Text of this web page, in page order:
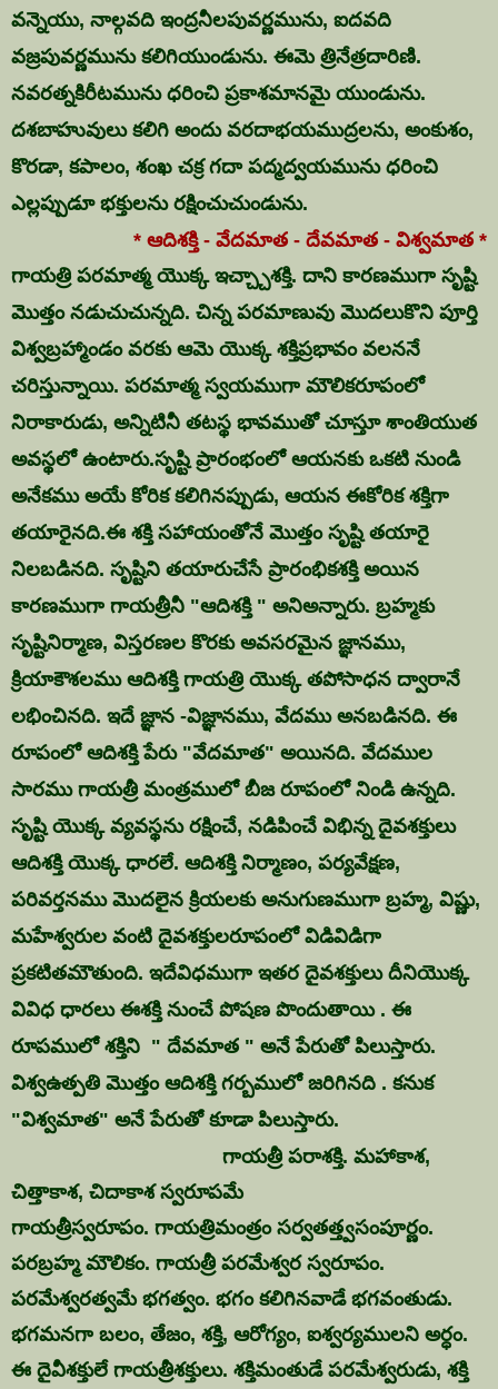
వన్నెయు, నాల్గవది ఇంద్రనీలపువర్ణమును, ఐదవది
వజ్రపువర్ణమును కలిగియుండును. ఈమె త్రినేత్రదారిణి.
నవరత్నకిరీటమును ధరించి ప్రకాశమానమై యుండును.
దశబాహువులు కలిగి అందు వరదాభయముద్రలను, అంకుశం,
కొరడా, కపాలం, శంఖ చక్ర గదా పద్మద్వయమును ధరించి
ఎల్లప్పుడూ భక్తులను రక్షించుచుండును.
* ఆదిశక్తి - వేదమాత - దేవమాత - విశ్వమాత *
గాయత్రి పరమాత్మ యొక్క ఇచ్చ్చాశక్తి. దాని కారణముగా సృష్టి
మొత్తం నడుచుచున్నది. చిన్న పరమాణువు మొదలుకొని పూర్తి
విశ్వబ్రహ్మాండం వరకు ఆమె యొక్క శక్తిప్రభావం వలననే
చరిస్తున్నాయి. పరమాత్మ స్వయముగా మౌలికరూపంలో
నిరాకారుడు, అన్నిటినీ తటస్థ భావముతో చూస్తూ శాంతియుత
అవస్థలో ఉంటారు.సృష్టి ప్రారంభంలో ఆయనకు ఒకటి నుండి
అనేకము అయే కోరిక కలిగినప్పుడు, ఆయన ఈకోరిక శక్తిగా
తయారైనది.ఈ శక్తి సహాయంతోనే మొత్తం సృష్టి తయారై
నిలబడినది. సృష్టిని తయారుచేసే ప్రారంభికశక్తి అయిన
కారణముగా గాయత్రీనీ "ఆదిశక్తి " అనిఅన్నారు. బ్రహ్మకు
సృష్టినిర్మాణ, విస్తరణల కొరకు అవసరమైన జ్ఞానము,
క్రియాకౌశలము ఆదిశక్తి గాయత్రి యొక్క తపోసాధన ద్వారానే
లభించినది. ఇదే జ్ఞాన -విజ్ఞానము, వేదము అనబడినది. ఈ
రూపంలో ఆదిశక్తి పేరు "వేదమాత" అయినది. వేదముల
సారము గాయత్రీ మంత్రములో బీజ రూపంలో నిండి ఉన్నది.
సృష్టి యొక్క వ్యవస్థను రక్షించే, నడిపించే విభిన్న దైవశక్తులు
ఆదిశక్తి యొక్క ధారలే. ఆదిశక్తి నిర్మాణం, పర్యవేక్షణ,
పరివర్తనము మొదలైన క్రియలకు అనుగుణముగా బ్రహ్మ, విష్ణు,
మహేశ్వరుల వంటి దైవశక్తులరూపంలో విడివిడిగా
ప్రకటితమౌతుంది. ఇదేవిధముగా ఇతర దైవశక్తులు దీనియొక్క
వివిధ ధారలు ఈశక్తి నుంచే పోషణ పొందుతాయి . ఈ
రూపములో శక్తిని " దేవమాత " అనే పేరుతో పిలుస్తారు.
విశ్వఉత్పతి మొత్తం ఆదిశక్తి గర్బములో జరిగినది . కనుక
"విశ్వమాత" అనే పేరుతో కూడా పిలుస్తారు.
గాయత్రీ పరాశక్తి. మహాకాశ,
చిత్తాకాశ, చిదాకాశ స్వరూపమే
గాయత్రీస్వరూపం. గాయత్రిమంత్రం సర్వతత్త్వసంపూర్ణం.
పరబ్రహ్మ మౌలికం. గాయత్రీ పరమేశ్వర స్వరూపం.
పరమేశ్వరత్వమే భగత్వం. భగం కలిగినవాడే భగవంతుడు.
భగమనగా బలం, తేజం, శక్తి, ఆరోగ్యం, ఐశ్వర్యములని అర్ధం.
ఈ దైవీశక్తులే గాయత్రీశక్తులు. శక్తిమంతుడే పరమేశ్వరుడు, శక్తి